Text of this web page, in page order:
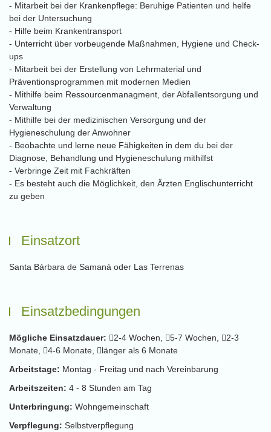
- Mitarbeit bei der Krankenpflege: Beruhige Patienten und helfe
bei der Untersuchung
- Hilfe beim Krankentransport
- Unterricht über vorbeugende Maßnahmen, Hygiene und Check-
ups
- Mitarbeit bei der Erstellung von Lehrmaterial und
Präventionsprogrammen mit modernen Medien
- Mithilfe beim Ressourcenmanagment, der Abfallentsorgung und
Verwaltung
- Mithilfe bei der medizinischen Versorgung und der
Hygieneschulung der Anwohner
- Beobachte und lerne neue Fähigkeiten in dem du bei der
Diagnose, Behandlung und Hygieneschulung mithilfst
- Verbringe Zeit mit Fachkräften
- Es besteht auch die Möglichkeit, den Ärzten Englischunterricht
zu geben
Einsatzort
Santa Bárbara de Samaná oder Las Terrenas
Einsatzbedingungen
Mögliche Einsatzdauer: 2-4 Wochen, 5-7 Wochen,
2-3
Monate,
4-6 Monate,
länger als 6 Monate
Arbeitstage: Montag - Freitag und nach Vereinbarung
Arbeitszeiten: 4 - 8 Stunden am Tag
Unterbringung: Wohngemeinschaft
Verpflegung: Selbstverpflegung